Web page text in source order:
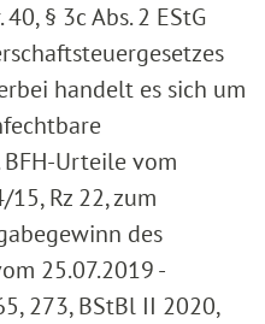
§ 3c Abs. 2 EStG
handelt es sich um
Urteile vom
Rz 22, zum
des
25.07.2019 -
273, BStBl II 2020,